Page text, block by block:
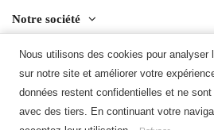
Nous utilisons des cookies pour analyser
sur notre site et améliorer votre
données restent confidentielles et ne sont
avec des tiers. En continuant votre
Ajouter au
Notre société
Contact us
Télécharger l'application mobile